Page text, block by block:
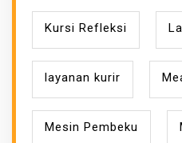
Kursi Refleksi
layanan kurir
Mesin Pembeku